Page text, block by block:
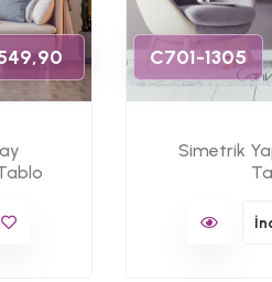
C701-1305
Simetrik